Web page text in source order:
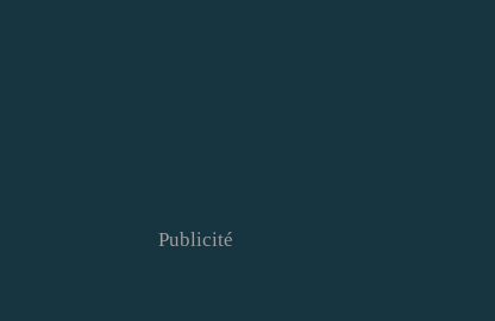
Publicité